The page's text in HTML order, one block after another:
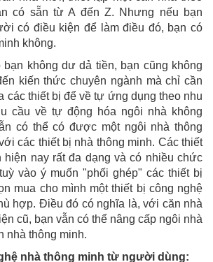
có sẵn từ A đến Z. Nhưng nếu bạn
có điều kiện để làm điều đó, bạn có
không.
không dư dả tiền, bạn cũng không
kiến thức chuyên ngành mà chỉ cần
các thiết bị để về tự ứng dụng theo nhu
cầu về tự động hóa ngôi nhà không
có thể có được một ngôi nhà thông
các thiết bị nhà thông minh. Các thiết
hiện nay rất đa dạng và có nhiều chức
vào ý muốn "phối ghép" các thiết bị
mua cho mình một thiết bị công nghệ
hợp. Điều đó có nghĩa là, với căn nhà
cũ, bạn vẫn có thể nâng cấp ngôi nhà
nhà thông minh.
nhà thông minh từ người dùng: